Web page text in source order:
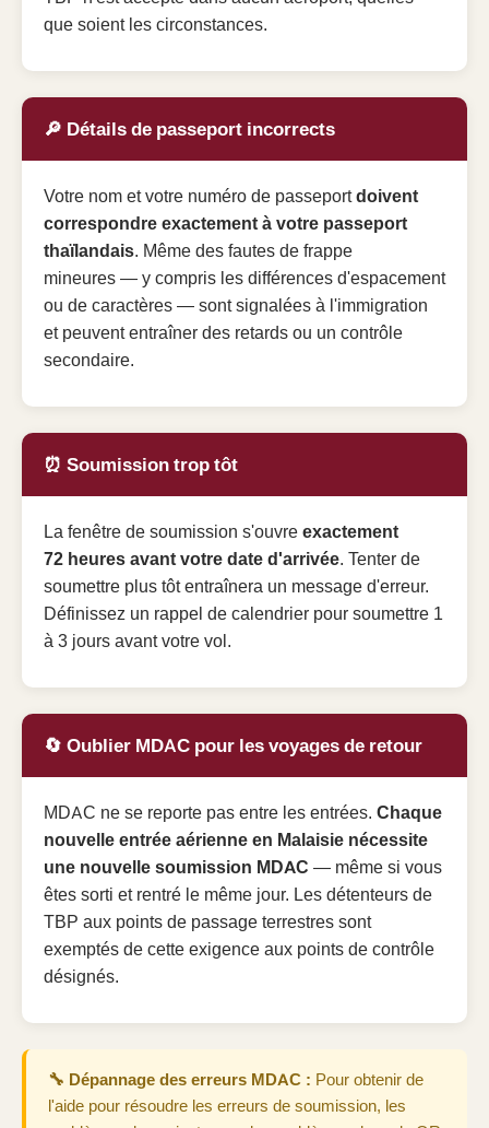
que soient les circonstances.
🔎 Détails de passeport incorrects
Votre nom et votre numéro de passeportdoivent
correspondre exactement à votre passeport
thaïlandais. Même des fautes de frappe
mineures — y compris les différences d'espacement
ou de caractères — sont signalées à l'immigration
et peuvent entraîner des retards ou un contrôle
secondaire.
⏰ Soumission trop tôt
La fenêtre de soumission s'ouvreexactement
72 heures avant votre date d'arrivée. Tenter de
soumettre plus tôt entraînera un message d'erreur.
Définissez un rappel de calendrier pour soumettre 1
à 3 jours avant votre vol.
🔄 Oublier MDAC pour les voyages de retour
MDAC ne se reporte pas entre les entrées. Chaque
nouvelle entrée aérienne en Malaisie nécessite
une nouvelle soumission MDAC — même si vous
êtes sorti et rentré le même jour. Les détenteurs de
TBP aux points de passage terrestres sont
exemptés de cette exigence aux points de contrôle
désignés.
🔧 Dépannage des erreurs MDAC : Pour obtenir de
l'aide pour résoudre les erreurs de soumission, les